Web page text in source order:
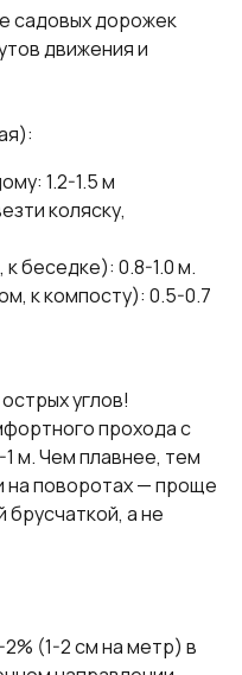
садовых дорожек
движения и
1.2-1.5 м
коляску,
беседке): 0.8-1.0 м.
к компосту): 0.5-0.7
углов!
прохода с
м. Чем плавнее, тем
на поворотах — проще
а не
(1-2 см на метр) в